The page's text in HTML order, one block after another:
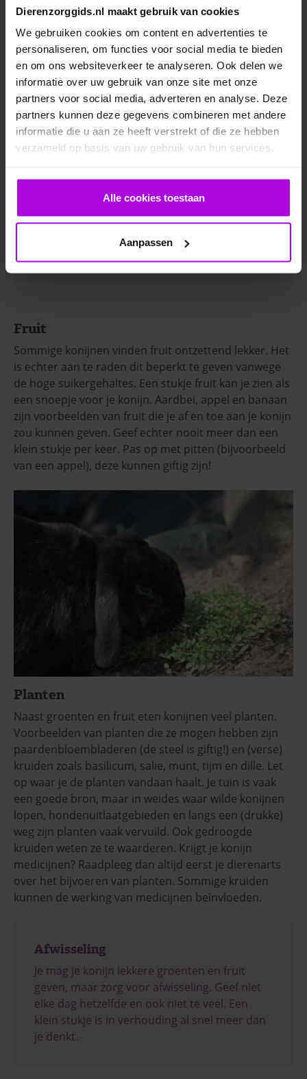
Dierenzorggids.nl maakt gebruik van cookies
We gebruiken cookies om content en advertenties te
personaliseren, om functies voor social media te bieden
en om ons websiteverkeer te analyseren. Ook delen we
informatie over uw gebruik van onze site met onze
partners voor social media, adverteren en analyse. Deze
partners kunnen deze gegevens combineren met andere
informatie die u aan ze heeft verstrekt of die ze hebben
verzameld op basis van uw gebruik van hun services.
Alle cookies toestaan
Aanpassen
Groente
De meeste konijnen zijn gek op groente. Niet alle
groenten zijn echter goed voor ze. Hieronder staan
een aantal voorbeelden van groenten die konijnen
wel en niet mogen hebben.
Veilig Niet veilig
Wortel (het groen vinden ze ook heel
Sla
Witlof
Aubergine
Andijvie
Courgette
Broccoli (met mate)
Bloemkool
Bieslook
Fruit
Sommige konijnen vinden fruit ontzettend lekker. Het
is echter aan te raden dit beperkt te geven vanwege
de hoge suikergehaltes. Een stukje fruit kan je zien als
een snoepje voor je konijn. Aardbei, appel en banaan
zijn voorbeelden van fruit die je af en toe aan je konijn
zou kunnen geven. Geef echter nooit meer dan een
klein stukje per keer. Pas op met pitten (bijvoorbeeld
van een appel), deze kunnen giftig zijn!
Planten
Naast groenten en fruit eten konijnen veel planten.
Voorbeelden van planten die ze mogen hebben zijn
paardenbloembladeren (de steel is giftig!) en (verse)
kruiden zoals basilicum, salie, munt, tijm en dille. Let
op waar je de planten vandaan haalt. Je tuin is vaak
een goede bron, maar in weides waar wilde konijnen
lopen, hondenuitlaatgebieden en langs een (drukke)
weg zijn planten vaak vervuild. Ook gedroogde
kruiden weten ze te waarderen. Krijgt je konijn
medicijnen? Raadpleeg dan altijd eerst je dierenarts
over het bijvoeren van planten. Sommige kruiden
kunnen de werking van medicijnen beïnvloeden.
Afwisseling
Je mag je konijn lekkere groenten en fruit
geven, maar zorg voor afwisseling. Geef niet
elke dag hetzelfde en ook niet te veel. Een
klein stukje is in verhouding al snel meer dan
je denkt.